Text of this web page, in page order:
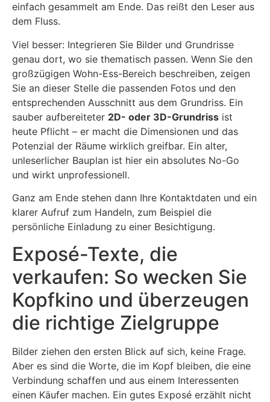
einfach gesammelt am Ende. Das reißt den Leser aus
dem Fluss.
Viel besser: Integrieren Sie Bilder und Grundrisse
genau dort, wo sie thematisch passen. Wenn Sie den
großzügigen Wohn-Ess-Bereich beschreiben, zeigen
Sie an dieser Stelle die passenden Fotos und den
entsprechenden Ausschnitt aus dem Grundriss. Ein
sauber aufbereiteter 2D- oder 3D-Grundriss ist
heute Pflicht – er macht die Dimensionen und das
Potenzial der Räume wirklich greifbar. Ein alter,
unleserlicher Bauplan ist hier ein absolutes No-Go
und wirkt unprofessionell.
Ganz am Ende stehen dann Ihre Kontaktdaten und ein
klarer Aufruf zum Handeln, zum Beispiel die
persönliche Einladung zu einer Besichtigung.
Exposé-Texte, die
verkaufen: So wecken Sie
Kopfkino und überzeugen
die richtige Zielgruppe
Bilder ziehen den ersten Blick auf sich, keine Frage.
Aber es sind die Worte, die im Kopf bleiben, die eine
Verbindung schaffen und aus einem Interessenten
einen Käufer machen. Ein gutes Exposé erzählt nicht